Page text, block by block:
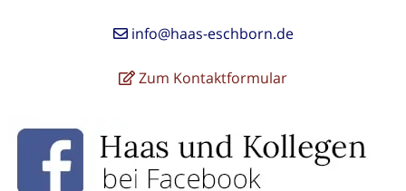
info@haas-eschborn.de
Zum Kontaktformular